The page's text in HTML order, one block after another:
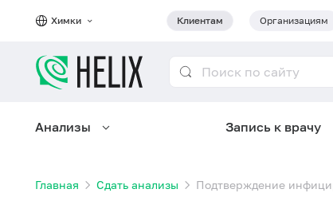
Химки Клиентам Организациям
Анализы Запись к врачу
Главная Сдать анализы Подтверждение